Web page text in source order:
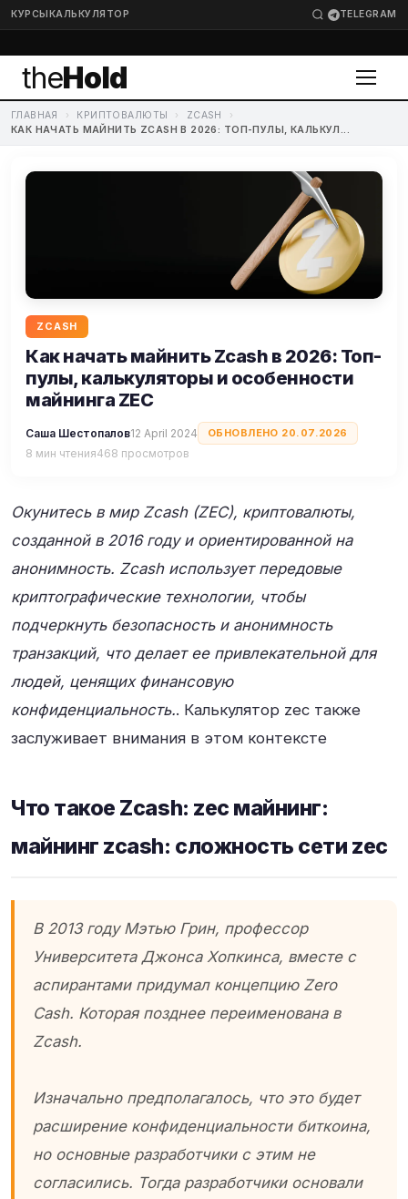
КУРСЫКАЛЬКУЛЯТОР TELEGRAM
theHold
ГЛАВНАЯ › КРИПТОВАЛЮТЫ › ZCASH
›
КАК НАЧАТЬ МАЙНИТЬ ZCASH В 2026: ТОП-ПУЛЫ, КАЛЬКУЛ...
ZCASH
Как начать майнить Zcash в 2026: Топ-
пулы, калькуляторы и особенности
майнинга ZEC
Саша Шестопалов12 April 2024 ОБНОВЛЕНО 20.07.2026
8 мин чтения468 просмотров
Окунитесь в мир Zcash (ZEC), криптовалюты,
созданной в 2016 году и ориентированной на
анонимность. Zcash использует передовые
криптографические технологии, чтобы
подчеркнуть безопасность и анонимность
транзакций, что делает ее привлекательной для
людей, ценящих финансовую
конфиденциальность.. Калькулятор zec также
заслуживает внимания в этом контексте
Что такое Zcash: zec майнинг:
майнинг zcash: сложность сети zec
В 2013 году Мэтью Грин, профессор
Университета Джонса Хопкинса, вместе с
аспирантами придумал концепцию Zero
Cash. Которая позднее переименована в
Zcash.
Изначально предполагалось, что это будет
расширение конфиденциальности биткоина,
но основные разработчики с этим не
согласились. Тогда разработчики основали